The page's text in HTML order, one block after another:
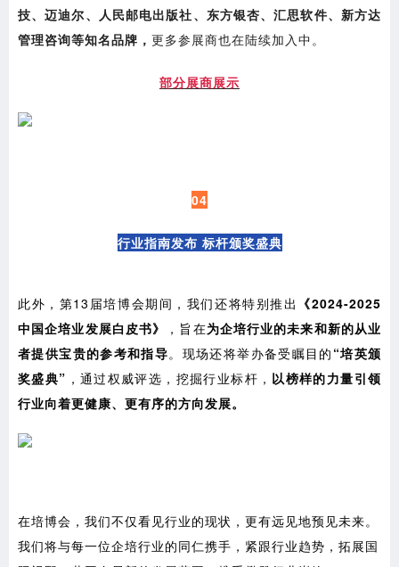
技、迈迪尔、人民邮电出版社、东方银杏、汇思软件、新方达
管理咨询等知名品牌， 更多参展商也在陆续加入中。
部分展商展示
04
行业指南发布 标杆颁奖盛典
此外，第13届培博会期间，我们还将特别推出 《2024-2025
中国企培业发展白皮书》
，旨在为企培行业的未来和新的从业
者提供宝贵的参考和指导。现场还将举办备受瞩目的 “培英颁
奖盛典” ，通过权威评选，挖掘行业标杆， 以榜样的力量引领
行业向着更健康、更有序的方向发展。
在培博会，我们不仅看见行业的现状，更有远见地预见未来。
我们将与每一位企培行业的同仁携手，紧跟行业趋势，拓展国